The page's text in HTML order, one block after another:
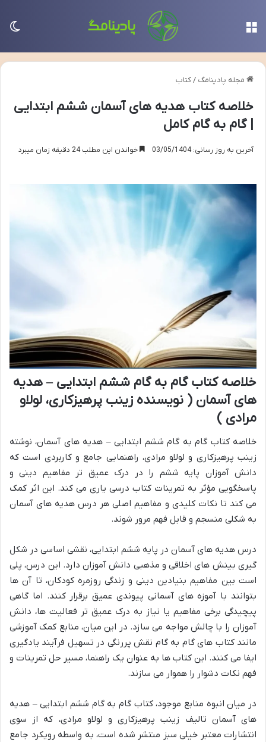
مجله پادینامگ /کتاب
خلاصه کتاب هدیه های آسمان ششم ابتدایی
| گام به گام کامل
آخرین به روز رسانی: 03/05/1404 خواندن این مطلب 24 دقیقه زمان میبرد
خلاصه کتاب گام به گام ششم ابتدایی – هدیه
های آسمان ( نویسنده زینب پرهیزکاری، لولاو
مرادی )
خلاصه کتاب گام به گام ششم ابتدایی – هدیه های آسمان، نوشته
زینب پرهیزکاری و لولاو مرادی، راهنمایی جامع و کاربردی است که
دانش آموزان پایه ششم را در درک عمیق تر مفاهیم دینی و
پاسخگویی مؤثر به تمرینات کتاب درسی یاری می کند. این اثر کمک
می کند تا نکات کلیدی و مفاهیم اصلی هر درس هدیه های آسمان
به شکلی منسجم و قابل فهم مرور شوند.
درس هدیه های آسمان در پایه ششم ابتدایی، نقشی اساسی در شکل
گیری بینش های اخلاقی و مذهبی دانش آموزان دارد. این درس، پلی
است بین مفاهیم بنیادین دینی و زندگی روزمره کودکان، تا آن ها
بتوانند با آموزه های آسمانی پیوندی عمیق برقرار کنند. اما گاهی
پیچیدگی برخی مفاهیم یا نیاز به درک عمیق تر فعالیت ها، دانش
آموزان را با چالش مواجه می سازد. در این میان، منابع کمک آموزشی
مانند کتاب های گام به گام نقش پررنگی در تسهیل فرآیند یادگیری
ایفا می کنند. این کتاب ها به عنوان یک راهنما، مسیر حل تمرینات و
فهم نکات دشوار را هموار می سازند.
در میان انبوه منابع موجود، کتاب گام به گام ششم ابتدایی – هدیه
های آسمان تالیف زینب پرهیزکاری و لولاو مرادی، که از سوی
انتشارات معتبر خیلی سبز منتشر شده است، به واسطه رویکرد جامع